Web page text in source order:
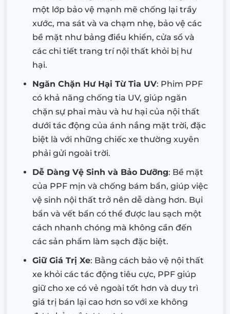
một lớp bảo vệ mạnh mẽ chống lại trầy
xước, ma sát và va chạm nhẹ, bảo vệ các
bề mặt như bảng điều khiển, cửa sổ và
các chi tiết trang trí nội thất khỏi bị hư
hại.
Ngăn Chặn Hư Hại Từ Tia UV: Phim PPF
có khả năng chống tia UV, giúp ngăn
chặn sự phai màu và hư hại của nội thất
dưới tác động của ánh nắng mặt trời, đặc
biệt là với những chiếc xe thường xuyên
phải gửi ngoài trời.
Dễ Dàng Vệ Sinh và Bảo Dưỡng: Bề mặt
của PPF mịn và chống bám bẩn, giúp việc
vệ sinh nội thất trở nên dễ dàng hơn. Bụi
bẩn và vết bẩn có thể được lau sạch một
cách nhanh chóng mà không cần đến
các sản phẩm làm sạch đặc biệt.
Giữ Giá Trị Xe: Bằng cách bảo vệ nội thất
xe khỏi các tác động tiêu cực, PPF giúp
giữ cho xe có vẻ ngoài tốt hơn và duy trì
giá trị bán lại cao hơn so với xe không